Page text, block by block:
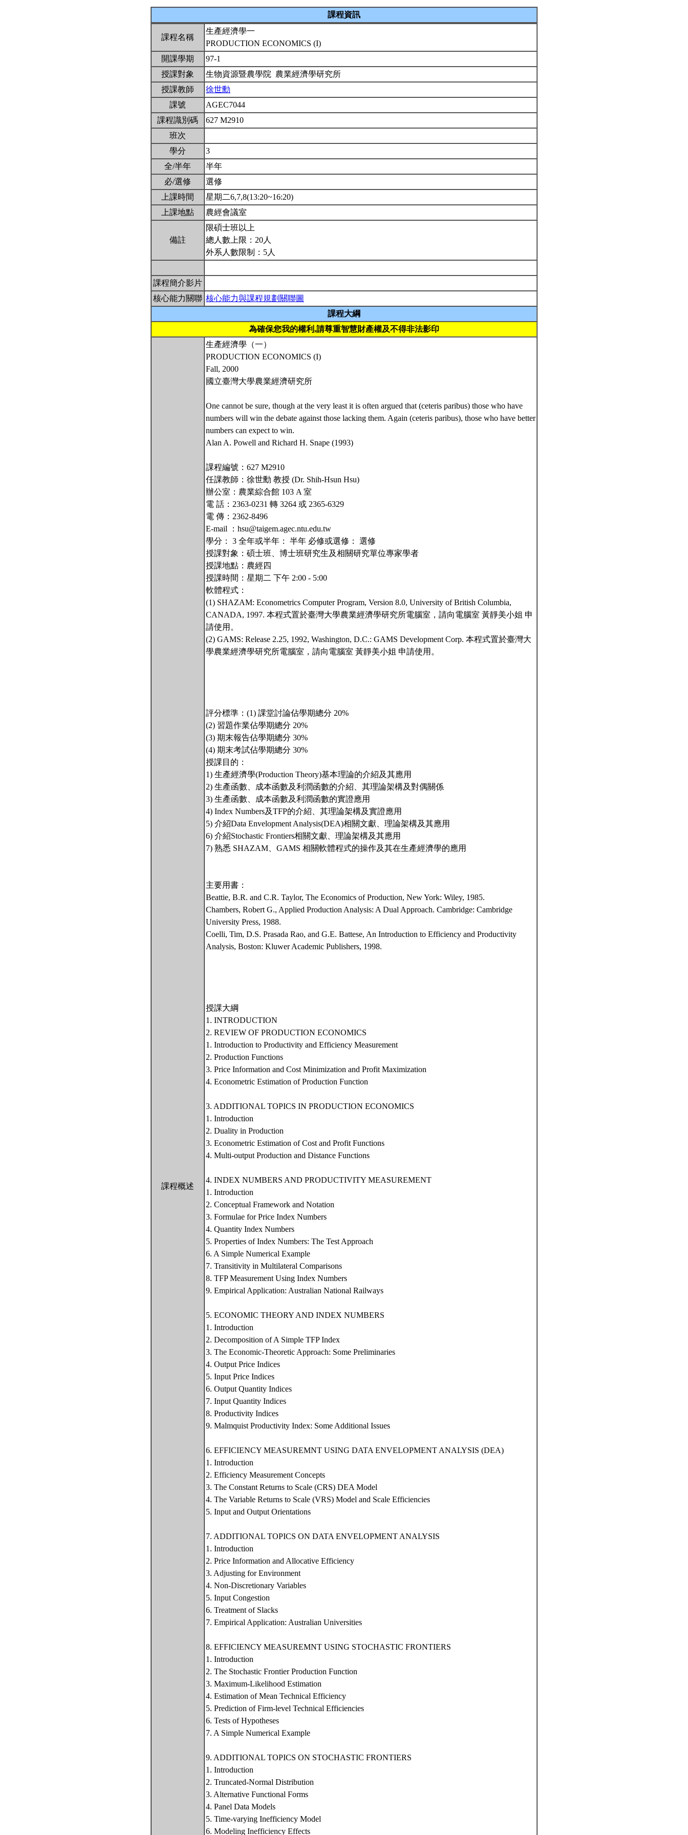
課程資訊
課程名稱
生產經濟學一
PRODUCTION ECONOMICS (I)
開課學期
97-1
授課對象
生物資源暨農學院 農業經濟學研究所
授課教師
徐世勳
課號
AGEC7044
課程識別碼
627 M2910
班次
學分
3
全/半年
半年
必/選修
選修
上課時間
星期二6,7,8(13:20~16:20)
上課地點
農經會議室
備註
限碩士班以上
總人數上限：20人
外系人數限制：5人
課程簡介影片
核心能力關聯 核心能力與課程規劃關聯圖
課程大綱
為確保您我的權利,請尊重智慧財產權及不得非法影印
課程概述
生產經濟學（一）
PRODUCTION ECONOMICS (I)
Fall, 2000
國立臺灣大學農業經濟研究所
One cannot be sure, though at the very least it is often argued that (ceteris paribus) those who have
numbers will win the debate against those lacking them. Again (ceteris paribus), those who have better
numbers can expect to win.
Alan A. Powell and Richard H. Snape (1993)
課程編號：627 M2910
任課教師：徐世勳 教授 (Dr. Shih-Hsun Hsu)
辦公室：農業綜合館 103 A 室
電 話：2363-0231 轉 3264 或 2365-6329
電 傳：2362-8496
E-mail ：hsu@taigem.agec.ntu.edu.tw
學分： 3 全年或半年： 半年 必修或選修： 選修
授課對象：碩士班、博士班研究生及相關研究單位專家學者
授課地點：農經四
授課時間：星期二 下午 2:00 - 5:00
軟體程式：
(1) SHAZAM: Econometrics Computer Program, Version 8.0, University of British Columbia,
CANADA, 1997. 本程式置於臺灣大學農業經濟學研究所電腦室，請向電腦室 黃靜美小姐 申
請使用。
(2) GAMS: Release 2.25, 1992, Washington, D.C.: GAMS Development Corp. 本程式置於臺灣大
學農業經濟學研究所電腦室，請向電腦室 黃靜美小姐 申請使用。
評分標準：(1) 課堂討論佔學期總分 20%
(2) 習題作業佔學期總分 20%
(3) 期末報告佔學期總分 30%
(4) 期末考試佔學期總分 30%
授課目的：
1) 生產經濟學(Production Theory)基本理論的介紹及其應用
2) 生產函數、成本函數及利潤函數的介紹、其理論架構及對偶關係
3) 生產函數、成本函數及利潤函數的實證應用
4) Index Numbers及TFP的介紹、其理論架構及實證應用
5) 介紹Data Envelopment Analysis(DEA)相關文獻、理論架構及其應用
6) 介紹Stochastic Frontiers相關文獻、理論架構及其應用
7) 熟悉 SHAZAM、GAMS 相關軟體程式的操作及其在生產經濟學的應用
主要用書：
Beattie, B.R. and C.R. Taylor, The Economics of Production, New York: Wiley, 1985.
Chambers, Robert G., Applied Production Analysis: A Dual Approach. Cambridge: Cambridge
University Press, 1988.
Coelli, Tim, D.S. Prasada Rao, and G.E. Battese, An Introduction to Efficiency and Productivity
Analysis, Boston: Kluwer Academic Publishers, 1998.
授課大綱
1. INTRODUCTION
2. REVIEW OF PRODUCTION ECONOMICS
1. Introduction to Productivity and Efficiency Measurement
2. Production Functions
3. Price Information and Cost Minimization and Profit Maximization
4. Econometric Estimation of Production Function
3. ADDITIONAL TOPICS IN PRODUCTION ECONOMICS
1. Introduction
2. Duality in Production
3. Econometric Estimation of Cost and Profit Functions
4. Multi-output Production and Distance Functions
4. INDEX NUMBERS AND PRODUCTIVITY MEASUREMENT
1. Introduction
2. Conceptual Framework and Notation
3. Formulae for Price Index Numbers
4. Quantity Index Numbers
5. Properties of Index Numbers: The Test Approach
6. A Simple Numerical Example
7. Transitivity in Multilateral Comparisons
8. TFP Measurement Using Index Numbers
9. Empirical Application: Australian National Railways
5. ECONOMIC THEORY AND INDEX NUMBERS
1. Introduction
2. Decomposition of A Simple TFP Index
3. The Economic-Theoretic Approach: Some Preliminaries
4. Output Price Indices
5. Input Price Indices
6. Output Quantity Indices
7. Input Quantity Indices
8. Productivity Indices
9. Malmquist Productivity Index: Some Additional Issues
6. EFFICIENCY MEASUREMNT USING DATA ENVELOPMENT ANALYSIS (DEA)
1. Introduction
2. Efficiency Measurement Concepts
3. The Constant Returns to Scale (CRS) DEA Model
4. The Variable Returns to Scale (VRS) Model and Scale Efficiencies
5. Input and Output Orientations
7. ADDITIONAL TOPICS ON DATA ENVELOPMENT ANALYSIS
1. Introduction
2. Price Information and Allocative Efficiency
3. Adjusting for Environment
4. Non-Discretionary Variables
5. Input Congestion
6. Treatment of Slacks
7. Empirical Application: Australian Universities
8. EFFICIENCY MEASUREMNT USING STOCHASTIC FRONTIERS
1. Introduction
2. The Stochastic Frontier Production Function
3. Maximum-Likelihood Estimation
4. Estimation of Mean Technical Efficiency
5. Prediction of Firm-level Technical Efficiencies
6. Tests of Hypotheses
7. A Simple Numerical Example
9. ADDITIONAL TOPICS ON STOCHASTIC FRONTIERS
1. Introduction
2. Truncated-Normal Distribution
3. Alternative Functional Forms
4. Panel Data Models
5. Time-varying Inefficiency Model
6. Modeling Inefficiency Effects